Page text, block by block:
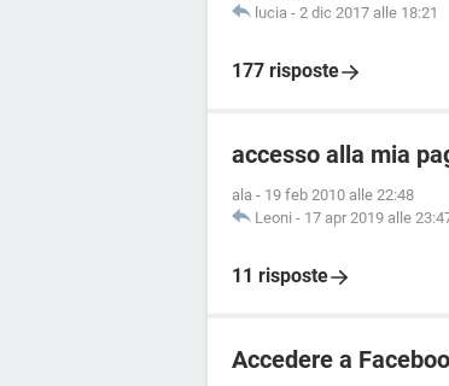
lucia - 2 dic 2017 alle 18:21
177 risposte
accesso alla mia
ala - 19 feb 2010 alle 22:48
Leoni - 17 apr 2019 alle
11 risposte
Accedere a